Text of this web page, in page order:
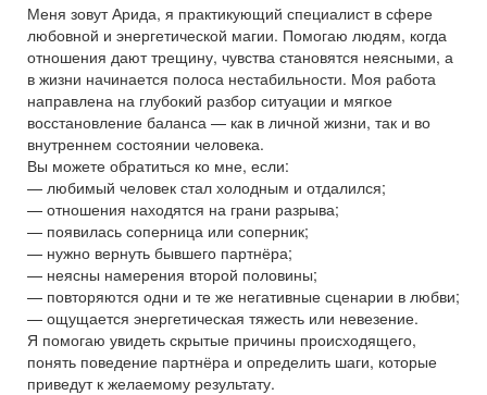
Меня зовут Арида, я практикующий специалист в сфере
любовной и энергетической магии. Помогаю людям, когда
отношения дают трещину, чувства становятся неясными, а
в жизни начинается полоса нестабильности. Моя работа
направлена на глубокий разбор ситуации и мягкое
восстановление баланса — как в личной жизни, так и во
внутреннем состоянии человека.
Вы можете обратиться ко мне, если:
— любимый человек стал холодным и отдалился;
— отношения находятся на грани разрыва;
— появилась соперница или соперник;
— нужно вернуть бывшего партнёра;
— неясны намерения второй половины;
— повторяются одни и те же негативные сценарии в любви;
— ощущается энергетическая тяжесть или невезение.
Я помогаю увидеть скрытые причины происходящего,
понять поведение партнёра и определить шаги, которые
приведут к желаемому результату.